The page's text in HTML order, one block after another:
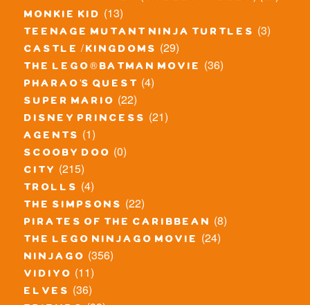
monkie kid (13)
teenage mutant ninja turtles (3)
castle / kingdoms (29)
the lego® batman movie (36)
pharao's quest (4)
super mario (22)
disney princess (21)
agents (1)
scooby doo (0)
city (215)
trolls (4)
the simpsons (22)
pirates of the caribbean (8)
the lego ninjago movie (24)
ninjago (356)
vidiyo (11)
elves (36)